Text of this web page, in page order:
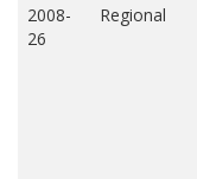
2008-
26
Regional